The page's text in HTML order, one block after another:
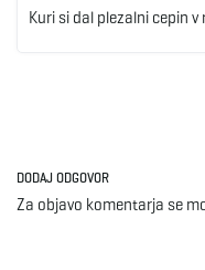
Kuri si dal plezalni cepin
DODAJ ODGOVOR
Za objavo komentarja se